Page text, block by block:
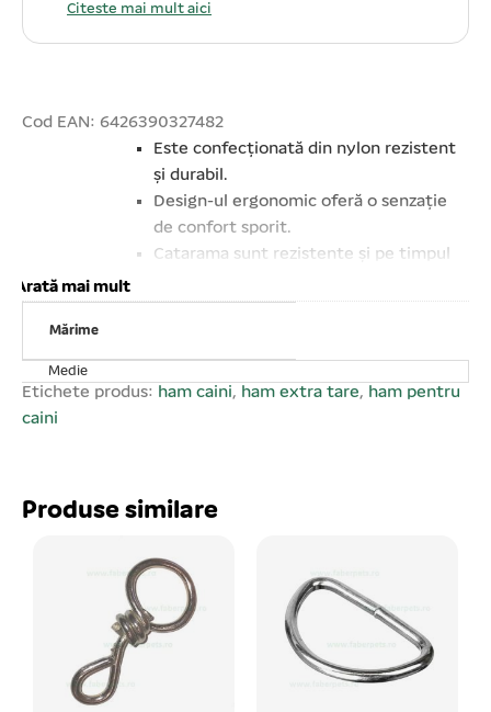
Citeste mai mult aici
Cod EAN: 6426390327482
Este confecționată din nylon rezistent
și durabil.
Design-ul ergonomic oferă o senzație
de confort sporit.
Catarama sunt rezistente și pe timpul
Este recomandată pentru câini de talie
Adaugă suport adițional la ridicarea și
asistarea câinilor prin dispersarea
Reglabilă.
buc/set! Prețul afișat este per buc!
Arată mai mult
Mărime
Medie
Etichete produs: ham caini, ham extra tare, ham pentru
caini
Produse similare